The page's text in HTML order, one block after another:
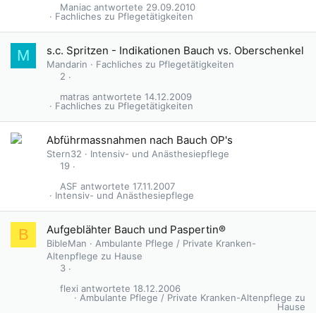
Fachliches zu Pflegetätigkeiten
29.09.2010
Maniac
M s.c. Spritzen - Indikationen Bauch vs. Oberschenkel
Mandarin
Fachliches zu Pflegetätigkeiten
2
Fachliches zu Pflegetätigkeiten
14.12.2009
matras
Abführmassnahmen nach Bauch OP's
Stern32
Intensiv- und Anästhesiepflege
19
Intensiv- und Anästhesiepflege
17.11.2007
ASF
B Aufgeblähter Bauch und Paspertin®
BibleMan
Ambulante Pflege / Private Kranken-
Altenpflege zu Hause
3
Ambulante Pflege / Private Kranken-Altenpflege zu
Hause
18.12.2006
flexi